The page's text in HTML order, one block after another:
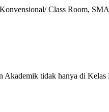
Konvensional/ Class Room,
Akademik tidak hanya di